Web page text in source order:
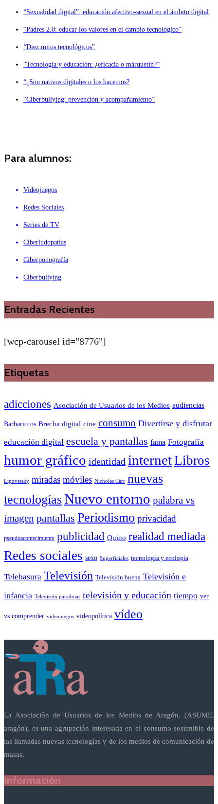
“Sexualidad digital”: educación afectivo-sexual en el ámbito digital
“Padres 2.0: educar los valores en el cambio tecnológico”
“Diez mitos tecnológicos”
“Tecnología y educación: ¿eficacia o márquetin?”
“¿Son nativos digitales o los hacemos?
“Ciberbullying: prevención y acompañamiento”
Para alumnos:
Videojuegos
Redes Sociales
Series de TV
Ciberludopatías
Ciberponografía
Ciberbullying
Entradas Recientes
[wcp-carousel id="8776"]
Etiquetas
adicciones Asociación de Usuarios de los Medios audiencias
Barbariccos Brecha digital cine consumo Divertirse y disfrutar
educación digital escuela y pantallas fama Fotografía
humor gráfico identidad internetLibros
Lipovetsky miradas móviles Nicholas Carr nuevas
tecnologíasNuevo entorno palabra vs
imagen pantallas Periodismo privacidad
pseudoacontecimiento publicidad Quino realidad mediada
Redes sociales sexo Superficiales tecnología y ecología
Telebasura Televisión Televisión buena Televisión e
infancia Televisión paradojas televisión y educación tiempo ver
vs comprender videojuegos videopolítica vídeo
La Asociación de Usuarios de los Medios de Aragón, (ASUME,
aragón), es una agrupación interesada en el consumo sostenible de
las llamadas nuevas tecnologías y de los medios de comunicación de
masas.
Información